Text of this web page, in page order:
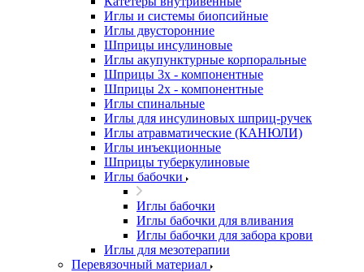
Иглы и системы биопсийные
Иглы двусторонние
Шприцы инсулиновые
Иглы акупунктурные корпоральные
Шприцы 3х - компонентные
Шприцы 2х - компонентные
Иглы спинальные
Иглы для инсулиновых шприц-ручек
Иглы атравматические (КАНЮЛИ)
Иглы инъекционные
Шприцы туберкулиновые
Иглы бабочки
Иглы бабочки
Иглы бабочки для вливания
Иглы бабочки для забора крови
Иглы для мезотерапии
Перевязочный материал